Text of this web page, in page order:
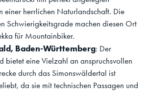
einer herrlichen Naturlandschaft. Die
Schwierigkeitsgrade machen diesen Ort
für Mountainbiker.
Baden-Württemberg: Der
bietet eine Vielzahl an anspruchsvollen
durch das Simonswäldertal ist
da sie mit technischen Passagen und